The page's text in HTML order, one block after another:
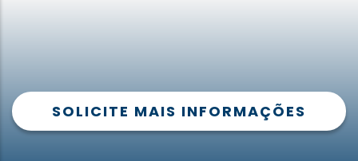
SOLICITE MAIS INFORMAÇÕES